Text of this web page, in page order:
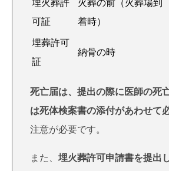
埋火葬許
可証
火葬の前（火葬場到
着時）
埋葬許可
証
納骨の時
死亡届は、提出の際に医師の死
は死体検案書の添付があわせて
注意が必要です。
また、 埋火葬許可申請書を提出